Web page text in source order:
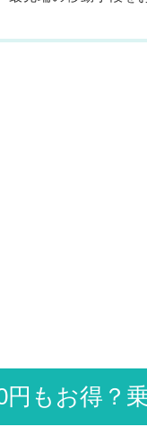
円もお得？